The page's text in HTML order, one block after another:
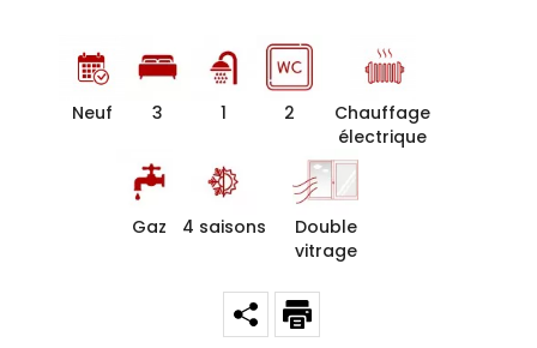
Neuf 3 1 2
Chauffage
électrique
Gaz 4 saisons
Double
vitrage